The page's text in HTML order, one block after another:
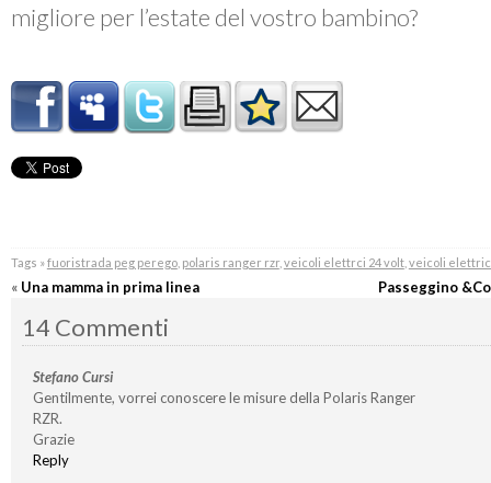
migliore per l’estate del vostro bambino?
Tags »fuoristrada peg perego, polaris ranger rzr, veicoli elettrci 24 volt, veicoli
« Una mamma in prima linea Passeggino
14 Commenti
Stefano Cursi
Gentilmente, vorrei conoscere le misure della Polaris Ranger
RZR.
Grazie
Reply